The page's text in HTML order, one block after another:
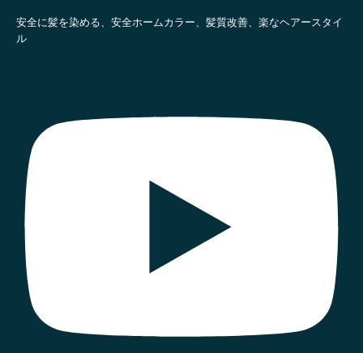
安全に髪を染める、安全ホームカラー、髪質改善、楽なヘアースタイ
ル